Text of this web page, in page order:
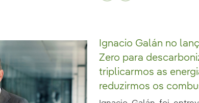
Ignacio Galán no
Zero para
triplicarmos as
reduzirmos os